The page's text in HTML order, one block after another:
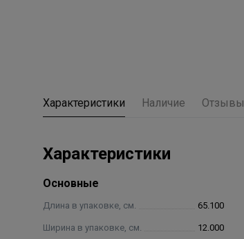
Характеристики Наличие Отзывы
Характеристики
Основные
Длина в упаковке, см. 65.100
Ширина в упаковке, см. 12.000